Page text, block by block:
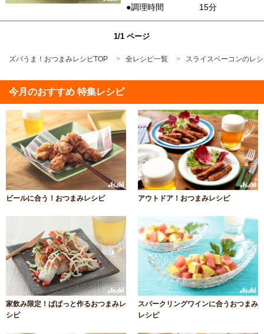
●調理時間
15分
1/1 ページ
ズバうま！おつまみレシピTOP 全レシピ一覧 スライスベーコンのレ
今月のおすすめ 特集レシピ
ビールに合う！おつまみレシピ アウトドア！おつまみレシピ
家飲み限定！ぱぱっと作るおつまみレ
シピ
スパークリングワインに合うおつまみ
レシピ